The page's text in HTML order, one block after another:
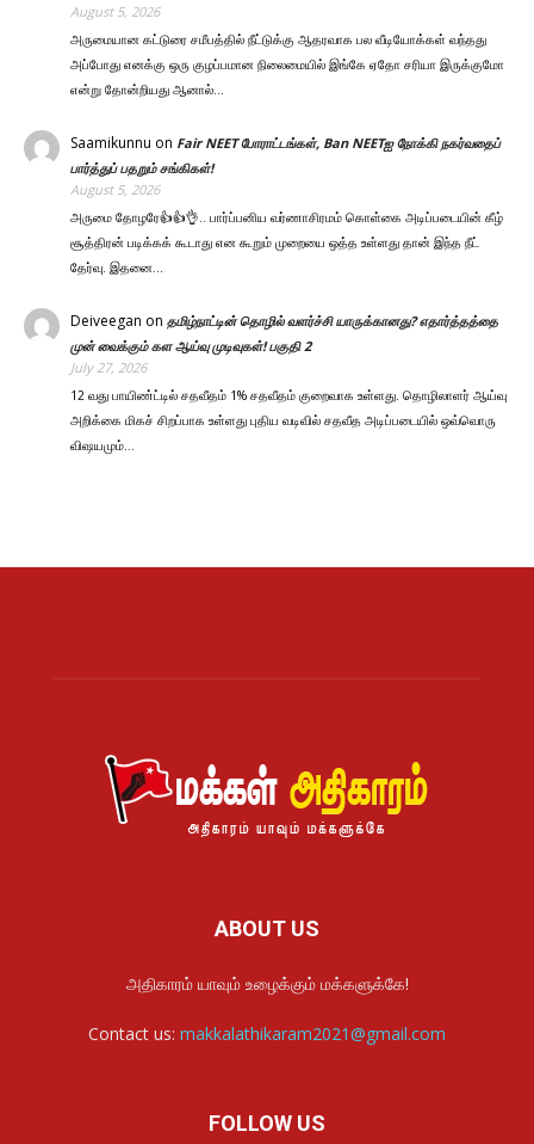
August 5, 2026
அருமையான கட்டுரை சமீபத்தில் நீட்டுக்கு ஆதரவாக பல வீடியோக்கள் வந்தது
அப்போது எனக்கு ஒரு குழப்பமான நிலைமையில் இங்கே ஏதோ சரியா இருக்குமோ
என்று தோன்றியது ஆனால்…
Saamikunnu on Fair NEET போராட்டங்கள், Ban NEETஐ நோக்கி நகர்வதைப்
பார்த்துப் பதறும் சங்கிகள்!
August 5, 2026
அருமை தோழரே👍👍👌.. பார்ப்பனிய வர்ணாசிரமம் கொள்கை அடிப்படையின் கீழ்
சூத்திரன் படிக்கக் கூடாது என கூறும் முறையை ஒத்த உள்ளது தான் இந்த நீட்
தேர்வு. இதனை…
Deiveegan on தமிழ்நாட்டின் தொழில் வளர்ச்சி யாருக்கானது? எதார்த்தத்தை
முன் வைக்கும் கள ஆய்வு முடிவுகள்! பகுதி 2
July 27, 2026
12 வது பாயிண்ட்டில் சதவீதம் 1% சதவீதம் குறைவாக உள்ளது. தொழிலாளர் ஆய்வு
அறிக்கை மிகச் சிறப்பாக உள்ளது புதிய வடிவில் சதவீத அடிப்படையில் ஒவ்வொரு
விஷயமும்…
ABOUT US
அதிகாரம் யாவும் உழைக்கும் மக்களுக்கே!
Contact us: makkalathikaram2021@gmail.com
FOLLOW US